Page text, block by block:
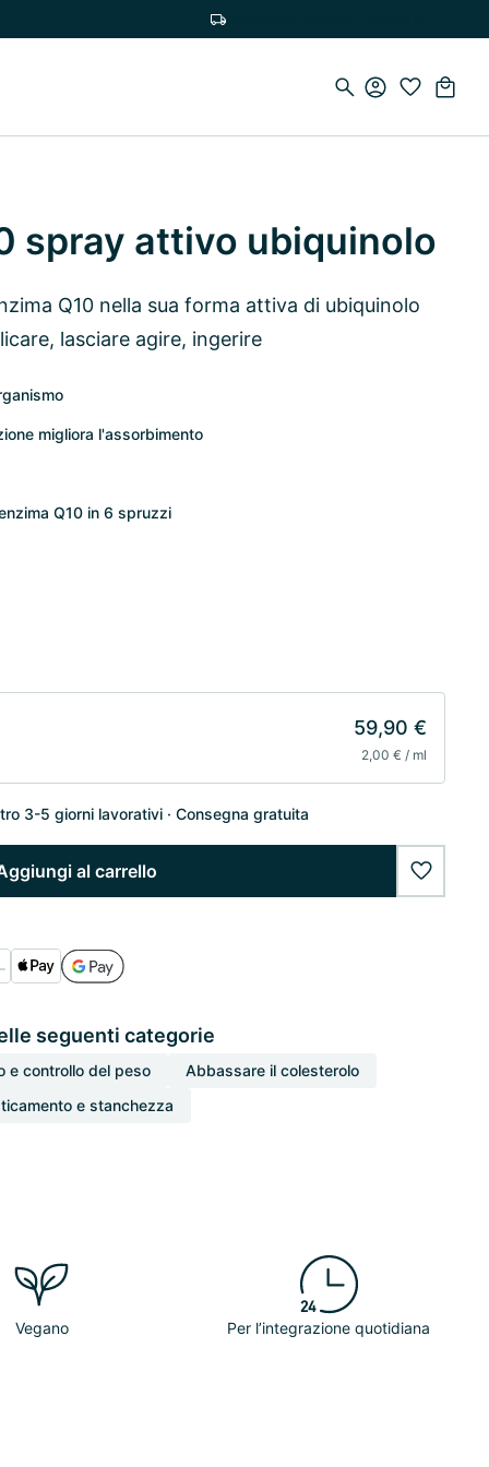
spray attivo ubiquinolo
Q10 nella sua forma attiva di ubiquinolo
lasciare agire, ingerire
migliora l'assorbimento
Q10 in 6 spruzzi
59,90 €
2,00 € / ml
3-5 giorni lavorativi Consegna gratuita
al carrello
seguenti categorie
e controllo del peso
Abbassare il colesterolo
e stanchezza
Vegano Per l’integrazione quotidiana